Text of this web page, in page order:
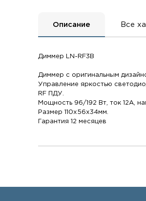
Описание Все
Диммер LN-RF3B
Диммер с оригинальным
Управление яркостью
RF ПДУ.
Мощность 96/192 Вт, ток 12А,
Размер 110x56x34мм.
Гарантия 12 месяцев